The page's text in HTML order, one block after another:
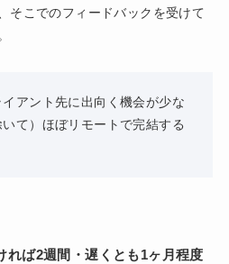
そこでのフィードバックを受けて
アント先に出向く機会が少な
て）ほぼリモートで完結する
れば2週間・遅くとも1ヶ月程度